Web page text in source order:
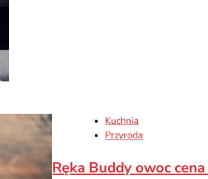
Kuchnia
Przyroda
Ręka Buddy owoc